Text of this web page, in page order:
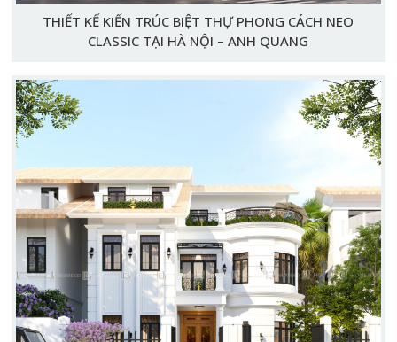
THIẾT KẾ KIẾN TRÚC BIỆT THỰ PHONG CÁCH NEO
CLASSIC TẠI HÀ NỘI – ANH QUANG